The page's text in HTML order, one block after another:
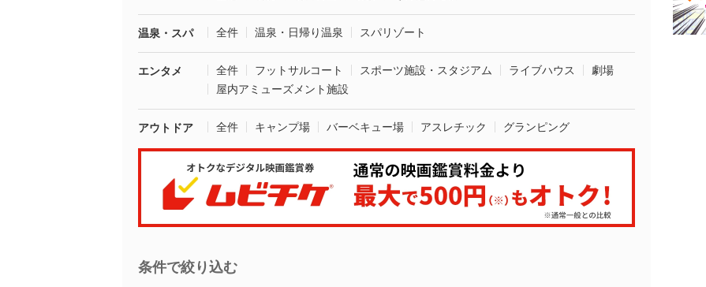
温泉・スパ 全件 温泉・日帰り温泉 スパリゾート
エンタメ 全件 フットサルコート スポーツ施設・スタジアム ライブハウス
劇場
屋内アミューズメント施設
アウトドア 全件 キャンプ場 バーベキュー場 アスレチック グランピング
条件で絞り込む